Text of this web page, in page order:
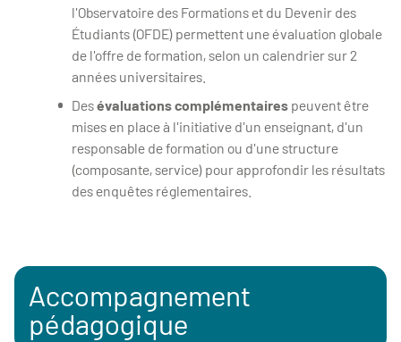
l'Observatoire des Formations et du Devenir des
Étudiants (OFDE) permettent une évaluation globale
de l'offre de formation, selon un calendrier sur 2
années universitaires.
Desévaluations complémentaires peuvent être
mises en place à l'initiative d'un enseignant, d'un
responsable de formation ou d'une structure
(composante, service) pour approfondir les résultats
des enquêtes réglementaires.
Accompagnement
pédagogique